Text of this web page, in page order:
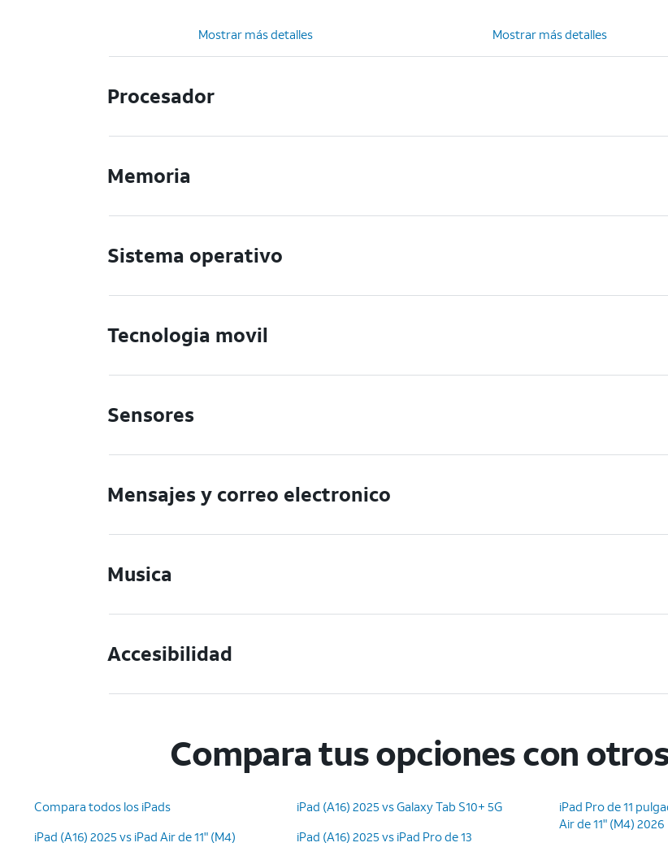
Mostrar más detalles Mostrar más detalles
Procesador
Memoria
Sistema operativo
Tecnologia movil
Sensores
Mensajes y correo electronico
Musica
Accesibilidad
Compara tus opciones con
Compara todos los iPads
iPad (A16) 2025 vs iPad Air de 11" (M4)
iPad (A16) 2025 vs Galaxy Tab S10+ 5G
iPad (A16) 2025 vs iPad Pro de 13
iPad Pro de 11
Air de 11" (M4) 2026